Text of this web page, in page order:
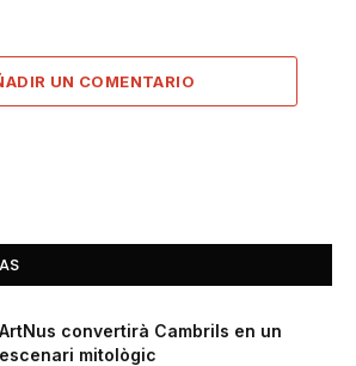
UN COMENTARIO
ArtNus convertirà Cambrils en un
escenari mitològic